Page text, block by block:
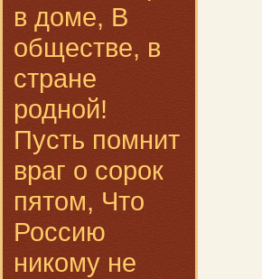
в доме, В
обществе, в
стране
родной!
Пусть помнит
враг о сорок
пятом, Что
Россию
никому не